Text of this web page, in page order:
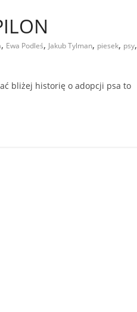
, Ewa Podleś, Jakub Tylman, piesek, psy,
bliżej historię o adopcji psa to